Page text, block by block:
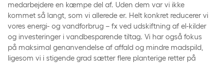
medarbejdere en kæmpe del af. Uden dem var vi ikke
kommet så langt, som vi allerede er. Helt konkret reducerer vi
vores energi- og vandforbrug – fx ved udskiftning af el-kilder
og investeringer i vandbesparende tiltag. Vi har også fokus
på maksimal genanvendelse af affald og mindre madspild,
ligesom vi i stigende grad sætter flere planterige retter på